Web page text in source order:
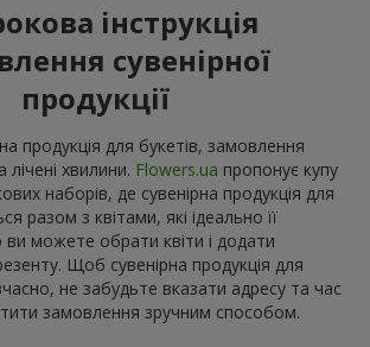
інструкція
сувенірної
продукції
продукція для букетів, замовлення
хвилини. Flowers.ua пропонує купу
наборів, де сувенірна продукція для
разом з квітами, які ідеально її
можете обрати квіти і додати
Щоб сувенірна продукція для
не забудьте вказати адресу та час
замовлення зручним способом.